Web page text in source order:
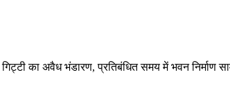
का अवैध भंडारण, प्रतिबंधित समय में भवन निर्माण